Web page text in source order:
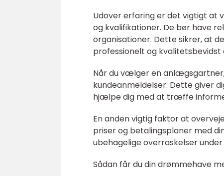
Udover erfaring er det vigtigt at
og kvalifikationer. De bør have
organisationer. Dette sikrer, at
professionelt og kvalitetsbevidst
Når du vælger en
kundeanmeldelser. Dette giver
hjælpe dig med at træffe
En anden vigtig faktor at
priser og betalingsplaner med
ubehagelige overraskelser
Sådan får du din drømmehave